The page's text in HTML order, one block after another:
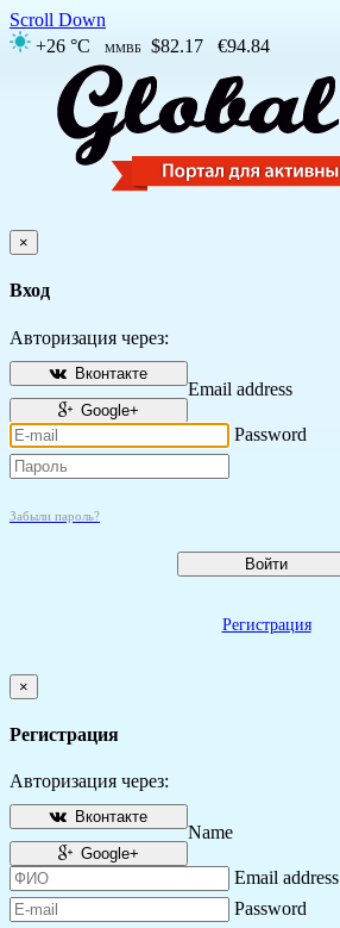
Scroll Down
+26 °C
ММВБ $82.17 €94.84
×
Вход
Авторизация через:
Вконтакте
Google+
Email address
Password
Забыли пароль?
Войти
Регистрация
×
Регистрация
Авторизация через:
Вконтакте
Google+
Name
Email address
Password